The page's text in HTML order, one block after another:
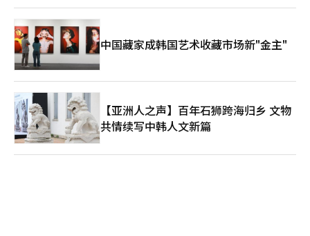
中国藏家成韩国艺术收藏市场新"金主"
【亚洲人之声】百年石狮跨海归乡 文物
共情续写中韩人文新篇